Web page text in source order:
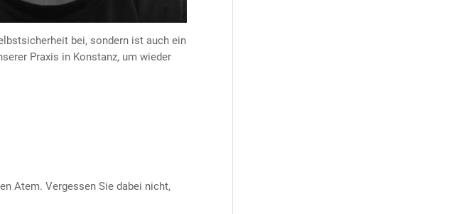
bei, sondern ist auch ein
Praxis in Konstanz, um wieder
Atem. Vergessen Sie dabei nicht,